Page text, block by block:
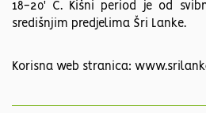
18-20' C. Kišni period je od
središnjim predjelima Šri Lanke.
Korisna web stranica: